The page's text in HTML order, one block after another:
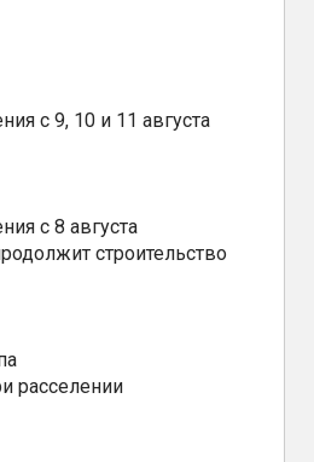
с 9, 10 и 11 августа
с 8 августа
строительство
расселении